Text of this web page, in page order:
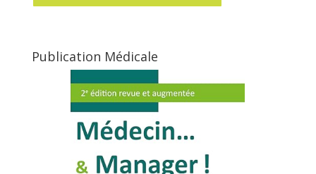
Publication Médicale